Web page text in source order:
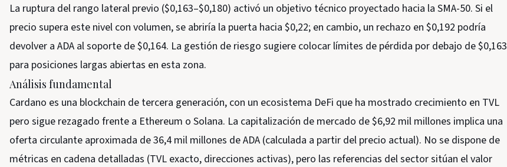
La ruptura del rango lateral previo ($0,163–$0,180) activó un objetivo técnico proyectado hacia la SMA-50. Si el
precio supera este nivel con volumen, se abriría la puerta hacia $0,22; en cambio, un rechazo en $0,192 podría
devolver a ADA al soporte de $0,164. La gestión de riesgo sugiere colocar límites de pérdida por debajo de $0,163
para posiciones largas abiertas en esta zona.
Análisis fundamental
Cardano es una blockchain de tercera generación, con un ecosistema DeFi que ha mostrado crecimiento en TVL
pero sigue rezagado frente a Ethereum o Solana. La capitalización de mercado de $6,92 mil millones implica una
oferta circulante aproximada de 36,4 mil millones de ADA (calculada a partir del precio actual). No se dispone de
métricas en cadena detalladas (TVL exacto, direcciones activas), pero las referencias del sector sitúan el valor